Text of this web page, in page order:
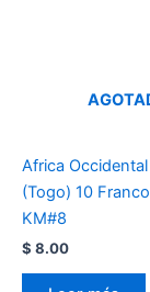
Africa
(Togo) 10
KM#8
$ 8.00